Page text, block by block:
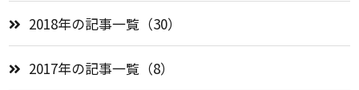
2018年の記事一覧（30）
2017年の記事一覧（8）